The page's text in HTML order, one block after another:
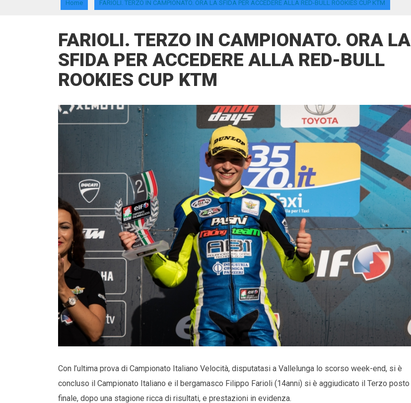
Home FARIOLI. TERZO IN CAMPIONATO. ORA LA SFIDA PER ACCEDERE ALLA RED-BULL ROOKIES CUP KTM
FARIOLI. TERZO IN CAMPIONATO. ORA LA
SFIDA PER ACCEDERE ALLA RED-BULL
ROOKIES CUP KTM
Con l’ultima prova di Campionato Italiano Velocità, disputatasi a Vallelunga lo scorso week-end, si è
concluso il Campionato Italiano e il bergamasco Filippo Farioli (14anni) si è aggiudicato il Terzo posto
finale, dopo una stagione ricca di risultati, e prestazioni in evidenza.